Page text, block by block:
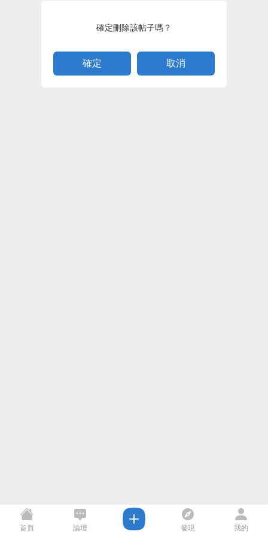
確定刪除該帖子嗎？
取消
首頁 論壇 發現 我的